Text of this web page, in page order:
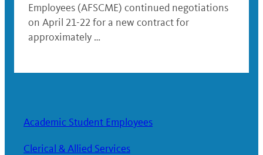
Employees (AFSCME) continued negotiations
on April 21-22 for a new contract for
approximately …
Academic Student Employees
Clerical & Allied Services